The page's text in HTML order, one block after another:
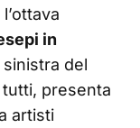
in
del
tutti, presenta
artisti